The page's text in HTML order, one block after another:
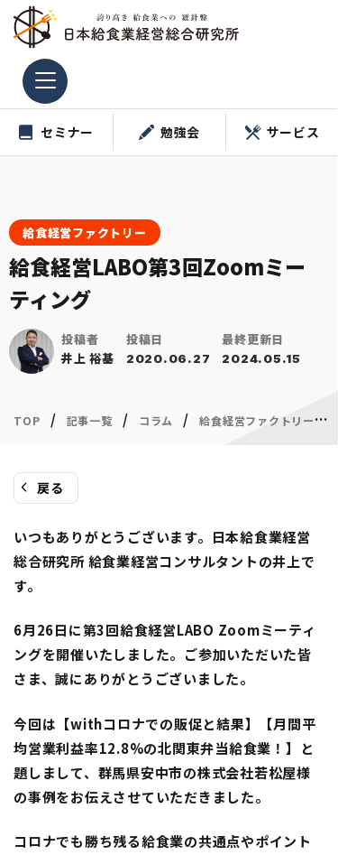
ツ
ス
プ
セミナー 勉強会 サービス
給食経営ファクトリー
給食経営LABO第3回Zoomミー
ティング
投稿者
井上 裕基
投稿日
2020.06.27
最終更新日
2024.05.15
TOP / 記事一覧/ コラム /給食経営ファクトリー/
戻る
いつもありがとうございます。日本給食業経営
総合研究所 給食業経営コンサルタントの井上で
す。
6月26日に第3回給食経営LABO Zoomミーティ
ングを開催いたしました。ご参加いただいた皆
さま、誠にありがとうございました。
今回は【withコロナでの販促と結果】【月間平
均営業利益率12.8%の北関東弁当給食業！】と
題しまして、群馬県安中市の株式会社若松屋様
の事例をお伝えさせていただきました。
コロナでも勝ち残る給食業の共通点やポイント